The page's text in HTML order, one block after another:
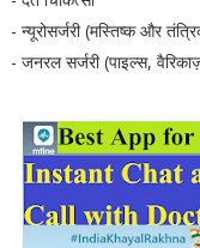
- न्यूरोसर्जरी (मस्तिष्क और
- जनरल सर्जरी (पाइल्स,